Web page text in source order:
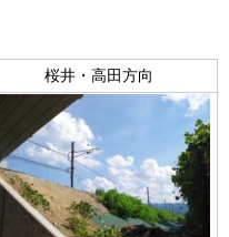
桜井・高田方向